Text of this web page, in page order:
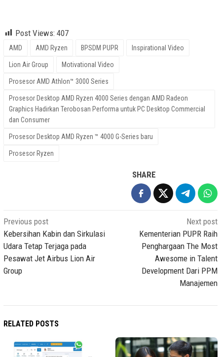
Post Views: 407
AMD AMD Ryzen BPSDM PUPR Inspirational Video
Lion Air Group Motivational Video
Prosesor AMD Athlon™ 3000 Series
Prosesor Desktop AMD Ryzen 4000 Series dengan AMD Radeon
Graphics Hadirkan Terobosan Performa untuk PC Desktop Commercial
dan Consumer
Prosesor Desktop AMD Ryzen ™ 4000 G-Series baru
Prosesor Ryzen
SHARE
Post
navigation
Previous post
Kebersihan Kabin dan Sirkulasi
Udara Tetap Terjaga pada
Pesawat Jet Airbus Lion Air
Group
Next post
Kementerian PUPR Raih
Penghargaan The Most
Awesome in Talent
Development Dari PPM
Manajemen
RELATED POSTS